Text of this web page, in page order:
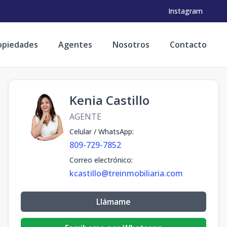
Instagram
Agentes Nosotros Contacto
Kenia Castillo
AGENTE
Celular / WhatsApp:
809-729-7852
Correo electrónico:
kcastillo@treinmobiliaria.com
Llámame